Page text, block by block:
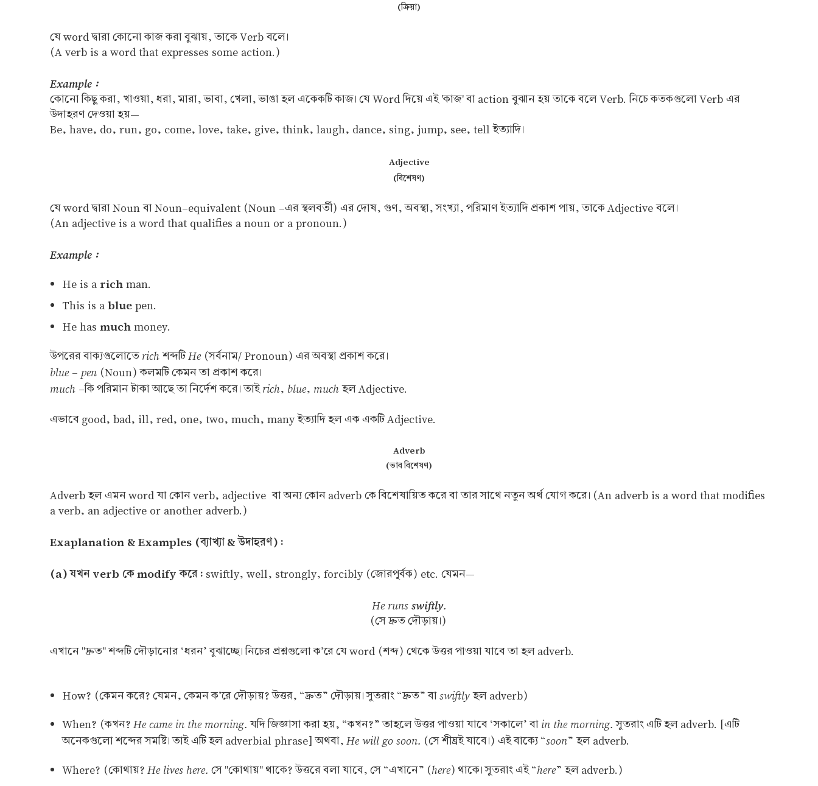
(ক্রিয়া)
যে word দ্বারা কোনো কাজ করা বুঝায়, তাকে Verb বলে।
(A verb is a word that expresses some action.)
Example :
কোনো কিছু করা, খাওয়া, ধরা, মারা, ভাবা, খেলা, ভাঙা হল একেকটি কাজ। যে Word দিয়ে এই 'কাজ' বা action বুঝান হয় তাকে বলে Verb. নিচে কতকগুলো Verb এর
উদাহরণ দেওয়া হয়—
Be, have, do, run, go, come, love, take, give, think, laugh, dance, sing, jump, see, tell ইত্যাদি।
Adjective
(বিশেষণ)
যে word দ্বারা Noun বা Noun–equivalent (Noun –এর স্থলবর্তী) এর দোষ, গুণ, অবস্থা, সংখ্যা, পরিমাণ ইত্যাদি প্রকাশ পায়, তাকে Adjective বলে।
(An adjective is a word that qualifies a noun or a pronoun.)
Example :
He is a rich man.
This is a blue pen.
He has much money.
উপরের বাক্যগুলোতে richশব্দটিHe(সর্বনাম/ Pronoun) এর অবস্থা প্রকাশ করে।
blue- pen (Noun) কলমটি কেমন তা প্রকাশ করে।
much –কি পরিমান টাকা আছে তা নির্দেশ করে। তাইrich, blue, muchহল Adjective.
এভাবে good, bad, ill, red, one, two, much, many ইত্যাদি হল এক একটি Adjective.
Adverb
(ভাব বিশেষণ)
Adverb হল এমন word যা কোন verb, adjective বা অন্য কোন adverb কে বিশেষায়িত করে বা তার সাথে নতুন অর্থ যোগ করে। (An adverb is a word that modifies
a verb, an adjective or another adverb.)
Exaplanation & Examples (ব্যাখ্যা & উদাহরণ) :
(a) যখন verb কে modify করে : swiftly, well, strongly, forcibly (জোরপূর্বক) etc. যেমন—
He runsswiftly.
(সে দ্রুত দৌড়ায়।)
এখানে "দ্রুত" শব্দটি দৌড়ানোর ‘ধরন’ বুঝাচ্ছে। নিচের প্রশ্নগুলো ক’রে যে word (শব্দ) থেকে উত্তর পাওয়া যাবে তা হল adverb.
How? (কেমন করে? যেমন, কেমন ক’রে দৌড়ায়? উত্তর, “দ্রুত” দৌড়ায়। সুতরাং “দ্রুত” বাswiftlyহল adverb)
When? (কখন? He came in the morning. যদি জিজ্ঞাসা করা হয়, “কখন?” তাহলে উত্তর পাওয়া যাবে ‘সকালে’ বা in the morning. সুতরাং এটি হল adverb. [এটি
অনেকগুলো শব্দের সমষ্টি। তাই এটি হল adverbial phrase] অথবা, He will go soon. (সে শীঘ্রই যাবে।) এই বাক্যে “soon” হল adverb.
Where? (কোথায়? He lives here. সে "কোথায়" থাকে? উত্তরে বলা যাবে, সে “এখানে” (here) থাকে। সুতরাং এই “here” হল adverb.)